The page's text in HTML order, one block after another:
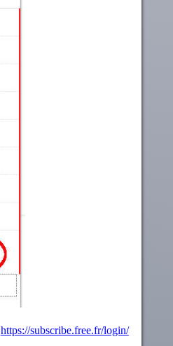
https://subscribe.free.fr/login/